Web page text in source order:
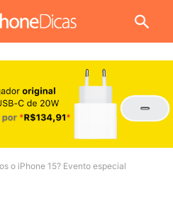
o iPhone 15? Evento especial